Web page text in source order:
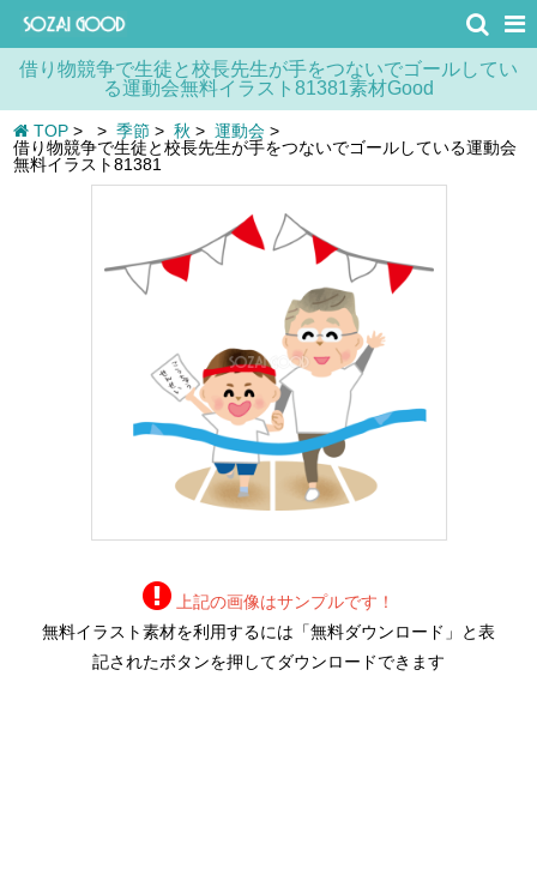
借り物競争で生徒と校長先生が手をつないでゴールしてい
る運動会無料イラスト81381素材Good
TOP > > 季節 > 秋 > 運動会 >
借り物競争で生徒と校長先生が手をつないでゴールしている運動会
無料イラスト81381
上記の画像はサンプルです！
無料イラスト素材を利用するには「無料ダウンロード」と表
記されたボタンを押してダウンロードできます